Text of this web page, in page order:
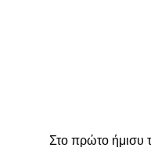
Στο πρώτο ήμισυ